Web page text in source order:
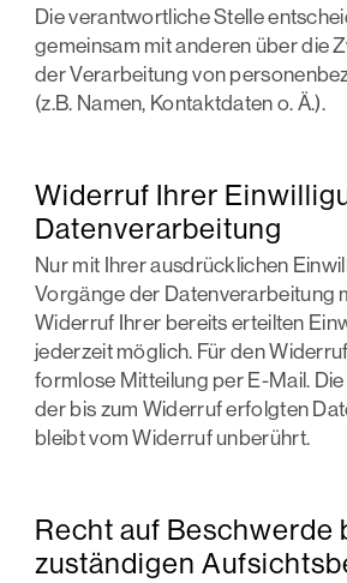
Die verantwortliche Stelle
gemeinsam mit anderen über die
der Verarbeitung von
(z.B. Namen, Kontaktdaten o. Ä.).
Widerruf Ihrer
Datenverarbeitung
Nur mit Ihrer ausdrücklichen
Vorgänge der Datenverarbeitung
Widerruf Ihrer bereits erteilten
jederzeit möglich. Für den
formlose Mitteilung per E-Mail.
der bis zum Widerruf erfolgten
bleibt vom Widerruf unberührt.
Recht auf Beschwerde
zuständigen